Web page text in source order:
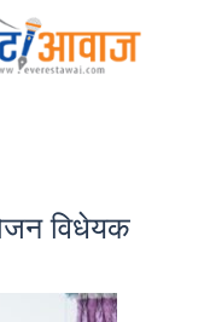
विधेयक